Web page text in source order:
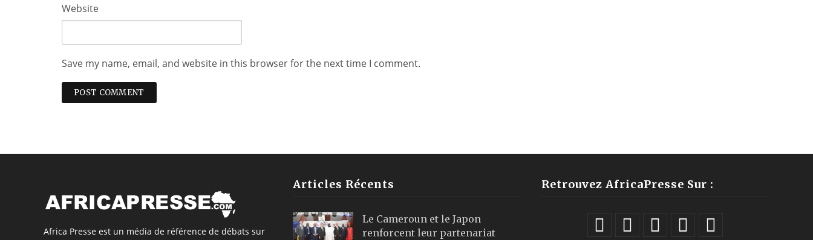
Website
Save my name, email, and website in this browser for the next time I comment.
Africa Presse est un média de référence de débats sur
Articles Récents
Le Cameroun et le Japon
renforcent leur partenariat
Retrouvez AfricaPresse Sur :